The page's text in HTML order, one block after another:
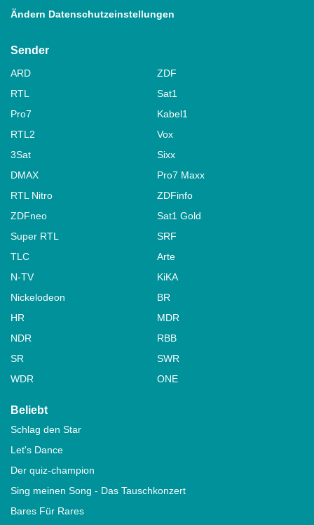
Ändern Datenschutzeinstellungen
Sender
ARD
ZDF
RTL
Sat1
Pro7
Kabel1
RTL2
Vox
3Sat
Sixx
DMAX
Pro7 Maxx
RTL Nitro
ZDFinfo
ZDFneo
Sat1 Gold
Super RTL
SRF
TLC
Arte
N-TV
KiKA
Nickelodeon
BR
HR
MDR
NDR
RBB
SR
SWR
WDR
ONE
Beliebt
Schlag den Star
Let's Dance
Der quiz-champion
Sing meinen Song - Das Tauschkonzert
Bares Für Rares